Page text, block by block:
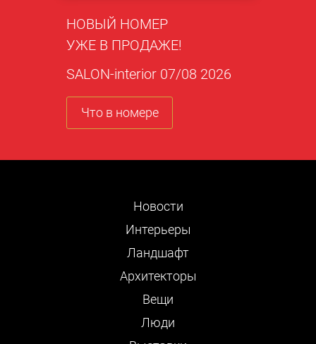
НОВЫЙ НОМЕР
УЖЕ В ПРОДАЖЕ!
SALON-interior 07/08 2026
Что в номере
Новости
Интерьеры
Ландшафт
Архитекторы
Вещи
Люди